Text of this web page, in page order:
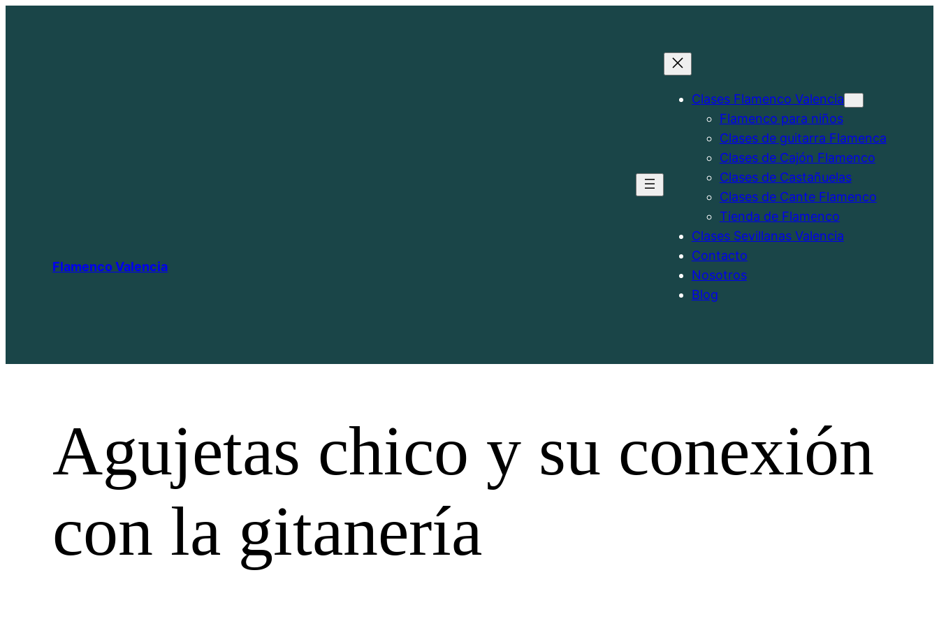
Flamenco Valencia
Clases Flamenco Valencia
Flamenco para niños
Clases de guitarra Flamenca
Clases de Cajón Flamenco
Clases de Castañuelas
Clases de Cante Flamenco
Tienda de Flamenco
Clases Sevillanas Valencia
Contacto
Nosotros
Blog
Agujetas chico y su conexión
con la gitanería